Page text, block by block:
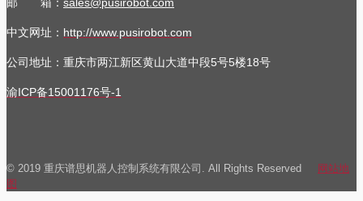
中文网址： http://www.pusirobot.com
公司地址 ：重庆市两江新区黄山大道中段5号5楼18号
渝ICP备15001176号-1
© 2019 重庆谱思机器人控制系统有限公司. All Rights Reserved 网站地
图